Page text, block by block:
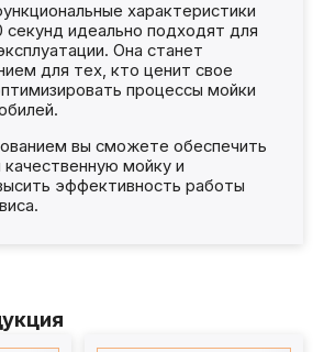
характеристики
секунд идеально подходят для
Она станет
для тех, кто ценит свое
процессы мойки
вы сможете обеспечить
мойку и
эффективность работы